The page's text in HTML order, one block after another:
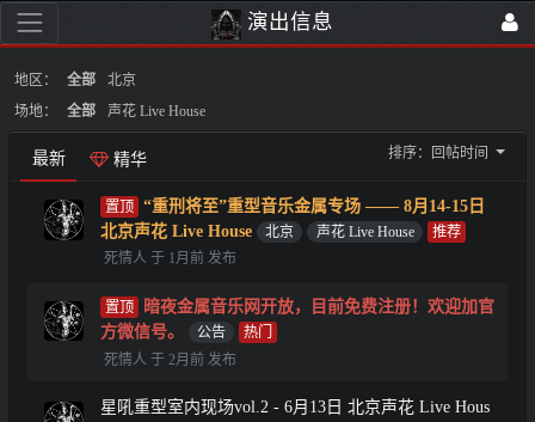
演出信息
地区： 全部
北京
场地：
全部 声花 Live House
最新 精华 排序： 回帖时间
“重刑将至”重型音乐金属专场 —— 8月14-15日
北京声花 Live House
北京
声花 Live House
死情人 于 1月前 发布
暗夜金属音乐网开放，目前免费注册！欢迎加官
方微信号。
公告
死情人 于 2月前 发布
星吼重型室内现场vol.2 - 6月13日 北京声花 Live Hous